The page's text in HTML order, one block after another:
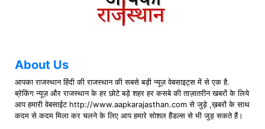
About Us
आपका राजस्थान हिंदी की राजस्थान की सबसे बड़ी न्यूज़ वेबसाइट्स में से एक है.
ब्रेकिंग न्यूज़ और राजस्थान के हर छोटे बड़े शहर हर कसबे की ताज़ातरीन खबरों के लिये
आप हमारी वेबसाईट http://www.aapkarajasthan.com से जुड़े ,ख़बरों के साथ
कदम से कदम मिला कर चलने के लिए आप हमारे सोशल हैंडल्स से भी जुड़ सकते हैं।